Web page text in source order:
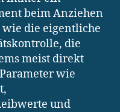
beim Anziehen
die eigentliche
die
meist direkt
wie
und